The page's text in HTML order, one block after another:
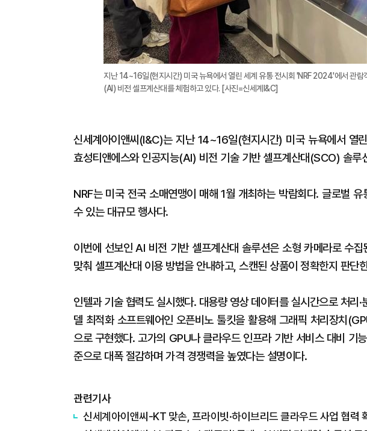
지난 14~16일(현지시간) 미국 뉴욕에서 열린 세계 유통 전시회 'NRF 2024'에서 관람
(AI) 비전 셀프계산대를 체험하고 있다. [사진=신세계I&C]
신세계아이앤씨(I&C)는 지난 14~16일(현지시간) 미국 뉴욕에서 열
효성티앤에스와 인공지능(AI) 비전 기술 기반 셀프계산대(SCO) 솔루
NRF는 미국 전국 소매연맹이 매해 1월 개최하는 박람회다. 글로벌
수 있는 대규모 행사다.
이번에 선보인 AI 비전 기반 셀프계산대 솔루션은 소형 카메라로 수
맞춰 셀프계산대 이용 방법을 안내하고, 스캔된 상품이 정확한지 판단
인텔과 기술 협력도 실시했다. 대용량 영상 데이터를 실시간으로 처리
델 최적화 소프트웨어인 오픈비노 툴킷을 활용해 그래픽 처리장치
으로 구현했다. 고가의 GPU나 클라우드 인프라 기반 서비스 대비 기
준으로 대폭 절감하며 가격 경쟁력을 높였다는 설명이다.
관련기사
신세계아이앤씨-KT 맞손, 프라이빗·하이브리드 클라우드 사업 협력